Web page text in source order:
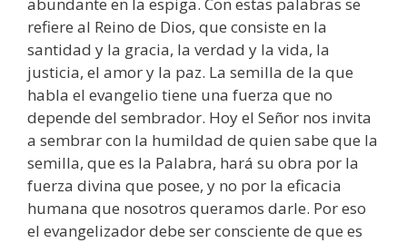
refiere al Reino de Dios, que consiste en la
santidad y la gracia, la verdad y la vida, la
justicia, el amor y la paz. La semilla de la que
habla el evangelio tiene una fuerza que no
depende del sembrador. Hoy el Señor nos invita
a sembrar con la humildad de quien sabe que la
semilla, que es la Palabra, hará su obra por la
fuerza divina que posee, y no por la eficacia
humana que nosotros queramos darle. Por eso
el evangelizador debe ser consciente de que es